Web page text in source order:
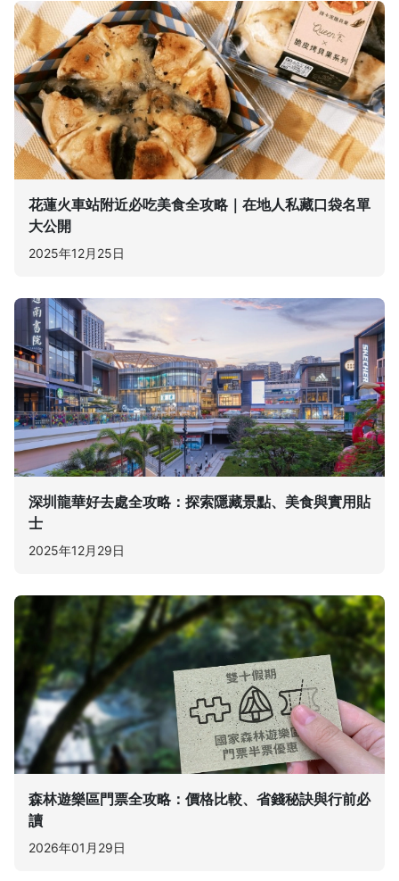
花蓮火車站附近必吃美食全攻略｜在地人私藏口袋名單
大公開
2025年12月25日
深圳龍華好去處全攻略：探索隱藏景點、美食與實用貼
士
2025年12月29日
森林遊樂區門票全攻略：價格比較、省錢秘訣與行前必
讀
2026年01月29日